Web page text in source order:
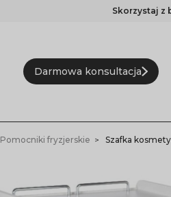
Skorzystaj z
Darmowa konsultacja
Pomocniki fryzjerskie Szafka